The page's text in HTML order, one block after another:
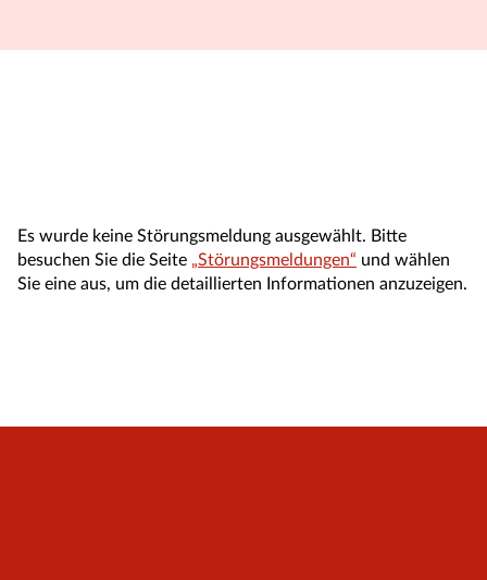
Es wurde keine Störungsmeldung ausgewählt. Bitte
besuchen Sie die Seite „Störungsmeldungen“ und wählen
Sie eine aus, um die detaillierten Informationen anzuzeigen.